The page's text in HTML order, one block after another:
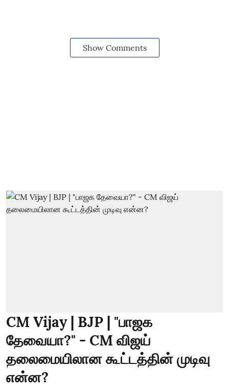
Show Comments
CM Vijay | BJP | "பாஜக
தேவையா?" - CM விஜய்
தலைமையிலான கூட்டத்தின் முடிவு
என்ன?